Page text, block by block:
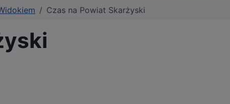
Czas na Powiat Skarżyski